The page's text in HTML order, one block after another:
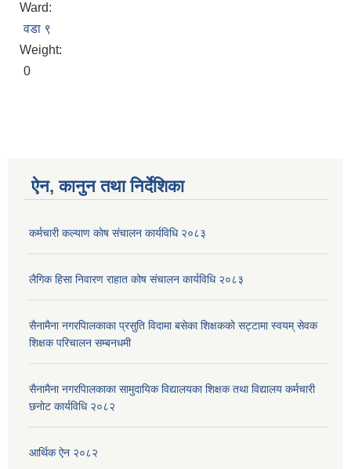
Ward:
वडा ९
Weight:
0
ऐन, कानुन तथा निर्देशिका
कर्मचारी कल्याण काेष संचालन कार्यविधि २०८३
लैगिक हिसा निवारण राहात कोष संचालन कार्यविधि २०८३
सैनामैना नगरपािलकाका प्रसुति विदामा बसेका शिक्षककाे सट्टामा स्वयम् सेवक
शिक्षक परिचालन सम्बनधमी
सैनामैना नगरपािलकाका सामुदायिक विद्यालयका शिक्षक तथा विद्यालय कर्मचारी
छनाेट कार्यविधि २०८२
आर्थिक ऐन २०८२